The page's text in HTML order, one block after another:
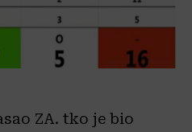
ZA. tko je bio